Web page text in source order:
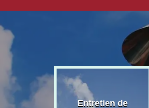
de
Entretien de